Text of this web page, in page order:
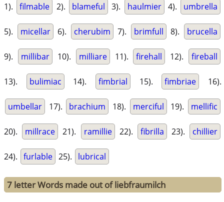
1). filmable 2). blameful 3). haulmier 4). umbrella
5). micellar 6). cherubim 7). brimfull 8). brucella
9). millibar 10). milliare 11). firehall 12). fireball
13). bulimiac 14). fimbrial 15). fimbriae 16).
umbellar 17). brachium 18). merciful 19). mellific
20). millrace 21). ramillie 22). fibrilla 23). chillier
24). furlable 25). lubrical
7 letter Words made out of liebfraumilch